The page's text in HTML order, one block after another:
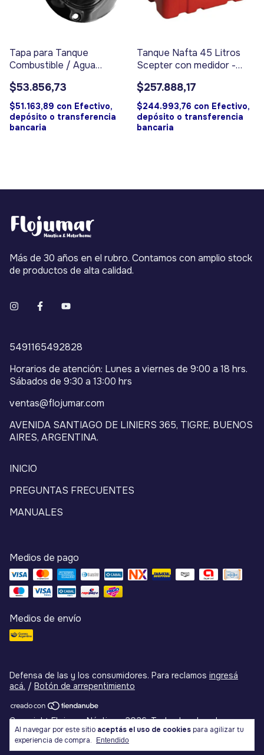
Al navegar por este sitio aceptás el uso de cookies para agilizar tu
experiencia de compra.
Entendido
Tapa para Tanque
Combustible / Agua
9122
$53.856,73
$51.163,89 con Efectivo,
depósito o transferencia
bancaria
Tanque Nafta 45 Litros
Scepter con medidor -
$257.888,17
$244.993,76 con Efectivo,
depósito o transferencia
bancaria
Más de 30 años en el rubro. Contamos con amplio stock
de productos de alta calidad.
5491165492828
Horarios de atención: Lunes a viernes de 9:00 a 18 hrs.
Sábados de 9:30 a 13:00 hrs
ventas@flojumar.com
AVENIDA SANTIAGO DE LINIERS 365, TIGRE, BUENOS
AIRES, ARGENTINA.
INICIO
PREGUNTAS FRECUENTES
MANUALES
Medios de pago
Medios de envío
Defensa de las y los consumidores. Para reclamos ingresá
acá. / Botón de arrepentimiento
Copyright Flojumar Náutica - 2026. Todos los derechos
reservados.